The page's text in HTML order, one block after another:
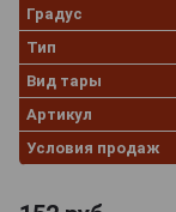
Градус
Тип
Вид тары
Артикул
Условия продаж